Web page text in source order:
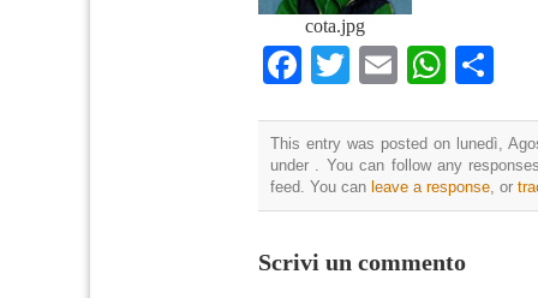
cota.jpg
Facebook
TwitterEmail
This entry was posted on lunedì,
under . You can follow any
feed. You can leave a response , or
Scrivi un commento